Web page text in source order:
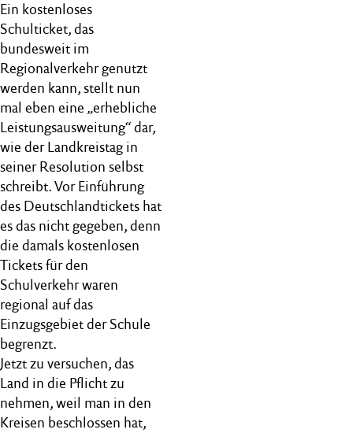
Ein kostenloses
Schulticket, das
bundesweit im
Regionalverkehr genutzt
werden kann, stellt nun
mal eben eine „erhebliche
Leistungsausweitung“ dar,
wie der Landkreistag in
seiner Resolution selbst
schreibt. Vor Einführung
des Deutschlandtickets hat
es das nicht gegeben, denn
die damals kostenlosen
Tickets für den
Schulverkehr waren
regional auf das
Einzugsgebiet der Schule
begrenzt.
Jetzt zu versuchen, das
Land in die Pflicht zu
nehmen, weil man in den
Kreisen beschlossen hat,